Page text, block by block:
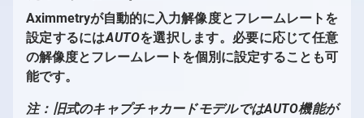
Aximmetryが自動的に入力解像度とフレームレートを
設定するにはAUTOを選択します。必要に応じて任意
の解像度とフレームレートを個別に設定することも可
能です。
注：旧式のキャプチャカードモデルではAUTO機能が